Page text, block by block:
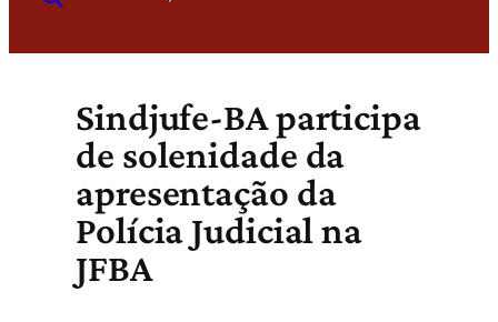
Sindjufe-BA participa
de solenidade da
apresentação da
Polícia Judicial na
JFBA